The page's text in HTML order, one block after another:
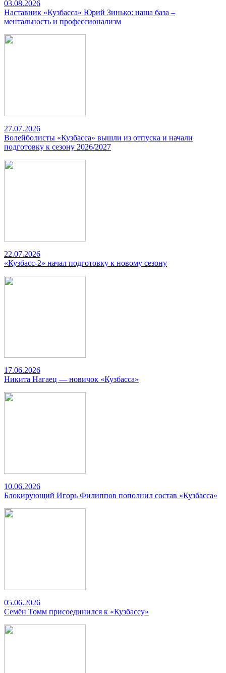
03.08.2026
Наставник «Кузбасса» Юрий Зинько: наша база –
ментальность и профессионализм
27.07.2026
Волейболисты «Кузбасса» вышли из отпуска и начали
подготовку к сезону 2026/2027
22.07.2026
«Кузбасс-2» начал подготовку к новому сезону
17.06.2026
Никита Нагаец — новичок «Кузбасса»
10.06.2026
Блокирующий Игорь Филиппов пополнил состав «Кузбасса»
05.06.2026
Семён Томм присоединился к «Кузбассу»